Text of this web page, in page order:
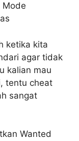
Mode
ketika kita
agar tidak
kalian mau
tentu cheat
sangat
Wanted